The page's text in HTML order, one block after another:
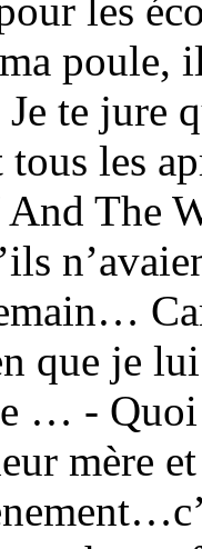
les
te jure
les
The
que je
… -
mère